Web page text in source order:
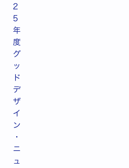
2
5
年
度
グ
ッ
ド
デ
ザ
イ
ン
・
ニ
ュ